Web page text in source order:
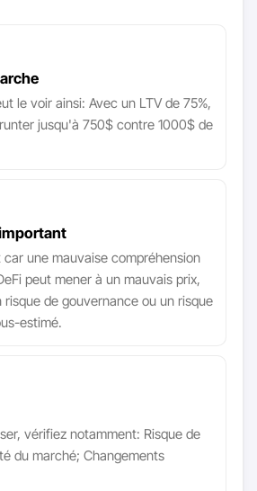
le voir ainsi: Avec un LTV de 75%,
jusqu'à 750$ contre 1000$ de
une mauvaise compréhension
peut mener à un mauvais prix,
risque de gouvernance ou un risque
estimé.
vérifiez notamment: Risque de
du marché; Changements